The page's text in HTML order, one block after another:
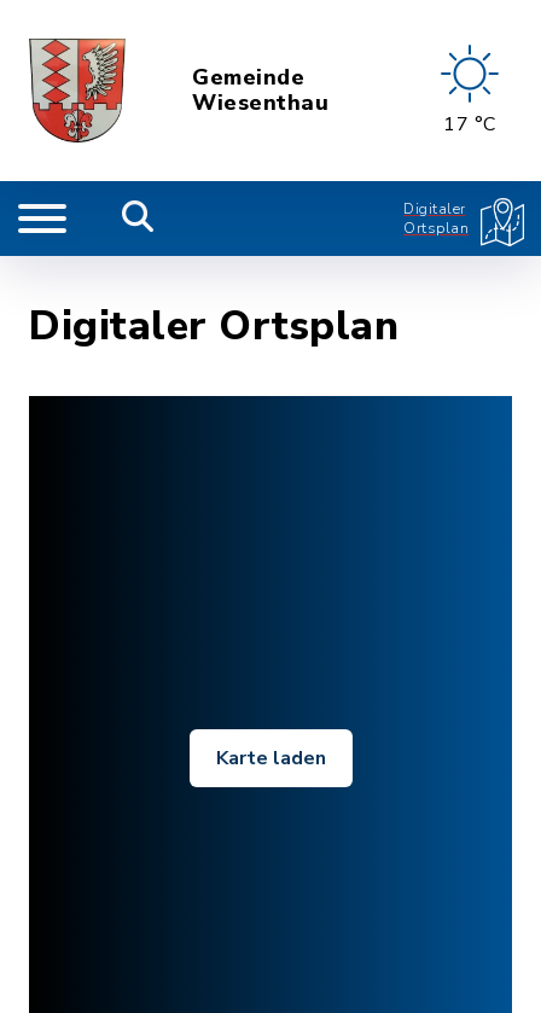
Gemeinde
Wiesenthau
17 °C
Digitaler
Ortsplan
Digitaler Ortsplan
Karte laden